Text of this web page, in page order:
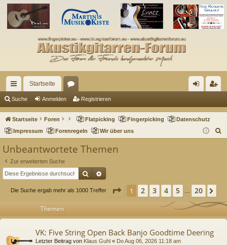
ch
ne
llz
ug
riff
Startseite
en m ist
rie
Suche Anmelden Registrieren
Startseite Foren Flatpicking Fingerpicking
Datenschutz
Impressum
Forenregeln Wir über uns
Unbeantwortete Themen
Zur erweiterten Suche
Suche
Die Suche ergab mehr als 1000 Treffer Seite1 von 20
1 2 3 4 5 20
Themen
VK: Five String Open Back Banjo Goodtime Deering
Letzter Beitrag von Klaus Guhl « Do Aug 06, 2026 11:18 am